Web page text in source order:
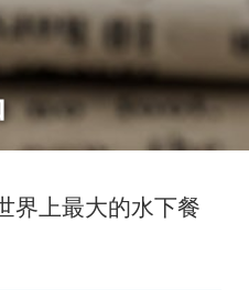
界上最大的水下餐